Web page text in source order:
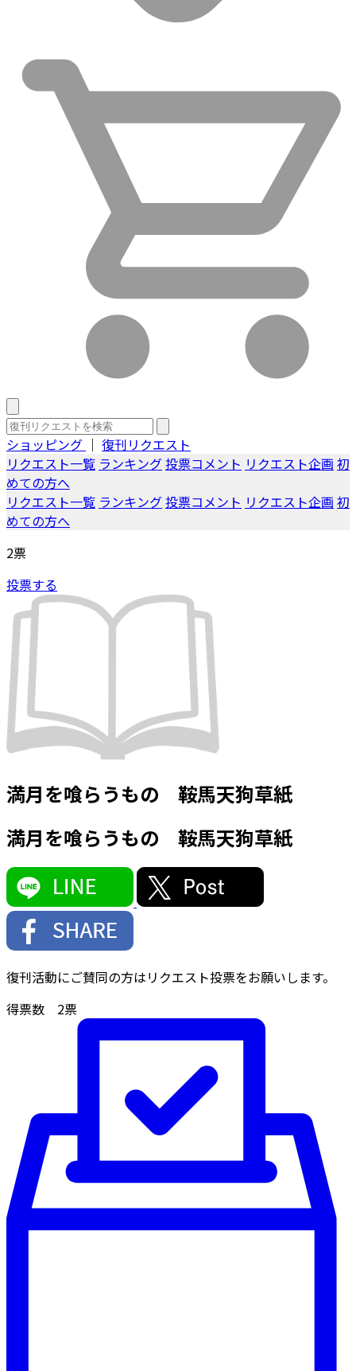
ショッピング ｜ 復刊リクエスト
リクエスト一覧 ランキング投票コメント リクエスト企画 初
めての方へ
リクエスト一覧 ランキング投票コメント リクエスト企画 初
めての方へ
2票
投票する
満月を喰らうもの 鞍馬天狗草紙
満月を喰らうもの 鞍馬天狗草紙
復刊活動にご賛同の方はリクエスト投票をお願いします。
得票数 2票